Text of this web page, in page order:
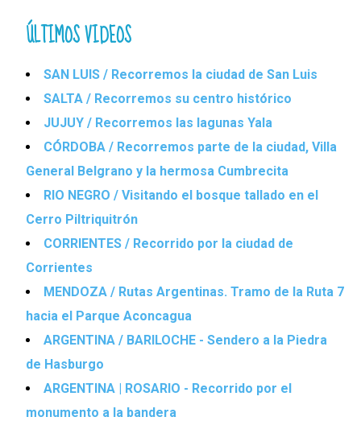
ÚLTIMOS VIDEOS
SAN LUIS / Recorremos la ciudad de San Luis
SALTA / Recorremos su centro histórico
JUJUY / Recorremos las lagunas Yala
CÓRDOBA / Recorremos parte de la ciudad, Villa
General Belgrano y la hermosa Cumbrecita
RIO NEGRO / Visitando el bosque tallado en el
Cerro Piltriquitrón
CORRIENTES / Recorrido por la ciudad de
Corrientes
MENDOZA / Rutas Argentinas. Tramo de la Ruta 7
hacia el Parque Aconcagua
ARGENTINA / BARILOCHE - Sendero a la Piedra
de Hasburgo
ARGENTINA | ROSARIO - Recorrido por el
monumento a la bandera